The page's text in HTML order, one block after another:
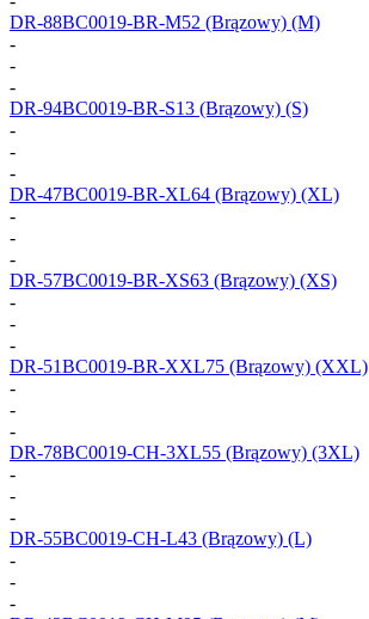
DR-88BC0019-BR-M52 (Brązowy) (M)
-
-
-
DR-94BC0019-BR-S13 (Brązowy) (S)
-
-
-
DR-47BC0019-BR-XL64 (Brązowy) (XL)
-
-
-
DR-57BC0019-BR-XS63 (Brązowy) (XS)
-
-
-
DR-51BC0019-BR-XXL75 (Brązowy) (XXL)
-
-
-
DR-78BC0019-CH-3XL55 (Brązowy) (3XL)
-
-
-
DR-55BC0019-CH-L43 (Brązowy) (L)
-
-
-